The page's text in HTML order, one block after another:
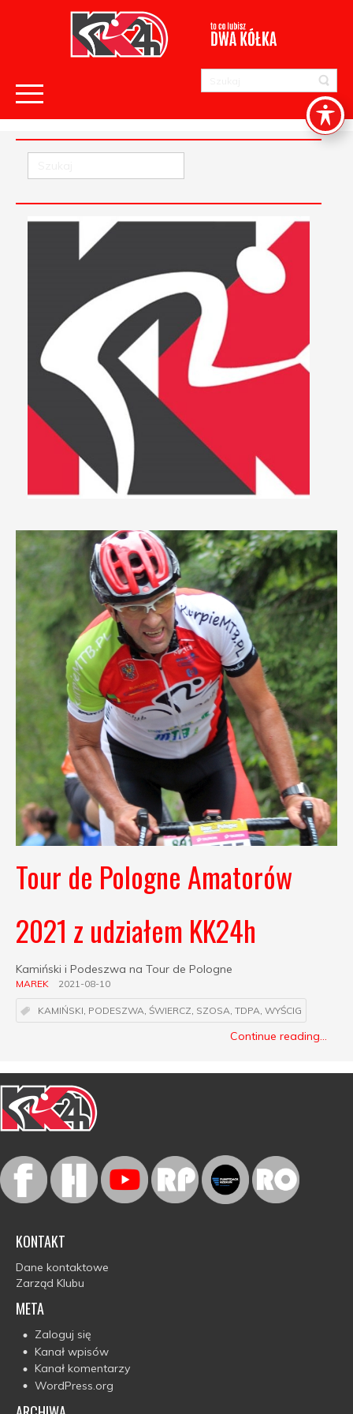
Tour de Pologne Amatorów
2021 z udziałem KK24h
Kamiński i Podeszwa na Tour de Pologne
MAREK 2021-08-10
KAMIŃSKI, PODESZWA, ŚWIERCZ, SZOSA, TDPA, WYŚCIG
Continue reading...
KONTAKT
Dane kontaktowe
Zarząd Klubu
META
Zaloguj się
Kanał wpisów
Kanał komentarzy
WordPress.org